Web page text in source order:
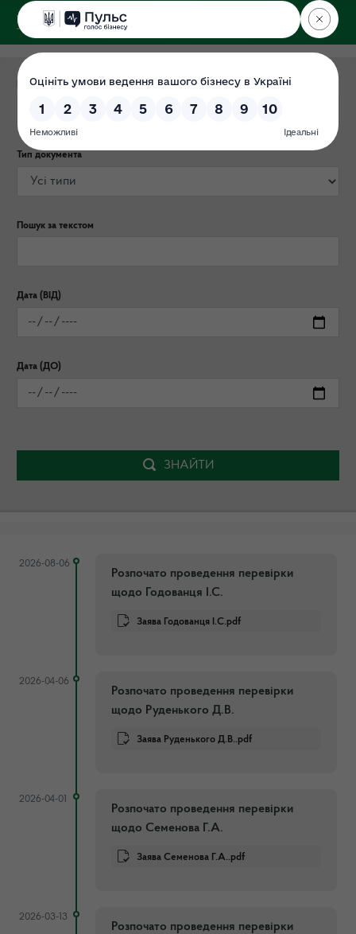
ДЕРЖЕКОІНСПЕКЦІЯ
Категорія публікації
Тип документа
Пошук за текстом
Дата (ВІД)
Дата (ДО)
ЗНАЙТИ
2026-08-06
Розпочато проведення перевірки
щодо Годованця І.С.
Заява Годованця І.С.pdf
2026-04-06
Розпочато проведення перевірки
щодо Руденького Д.В.
Заява Руденького Д.В..pdf
2026-04-01
Розпочато проведення перевірки
щодо Семенова Г.А.
Заява Семенова Г.А..pdf
2026-03-13
Розпочато проведення перевірки